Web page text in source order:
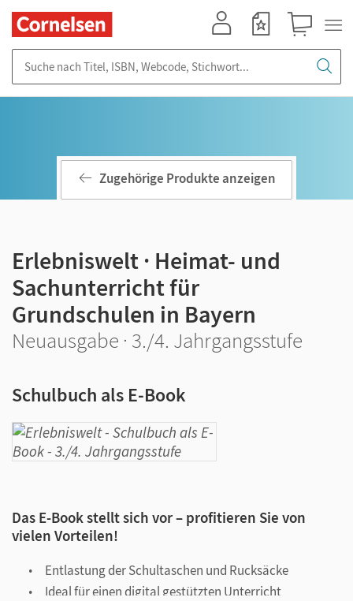
Zugehörige Produkte anzeigen
Erlebniswelt · Heimat- und
Sachunterricht für
Grundschulen in Bayern
Neuausgabe · 3./4. Jahrgangsstufe
Schulbuch als E-Book
Das E-Book stellt sich vor – profitieren Sie von
vielen Vorteilen!
Entlastung der Schultaschen und Rucksäcke
Ideal für einen digital gestützten Unterricht